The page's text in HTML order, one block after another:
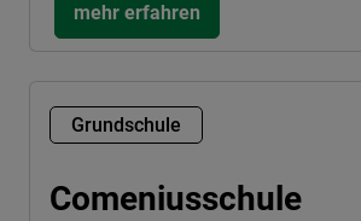
mehr erfahren
Grundschule
Comeniusschule